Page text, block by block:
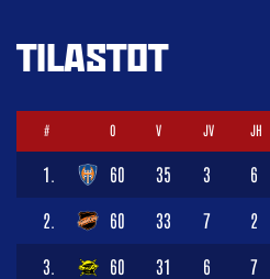
TILASTOT
# O V JV JH
1. 60 35 3 6
2. 60 33 7 2
3. 60 31 6 7